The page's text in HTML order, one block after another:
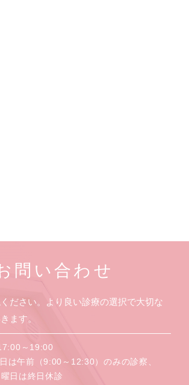
問い合わせ
ださい。より良い診療の選択で大切な
ます。
～19:00
は午前（9:00～12:30）のみの診察、
日は終日休診